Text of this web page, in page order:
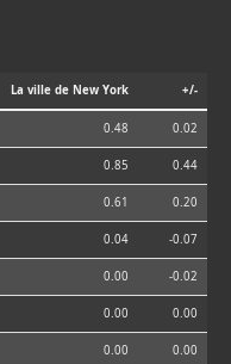
La ville de New York +/-
0.48 0.02
0.85 0.44
0.61 0.20
0.04 -0.07
0.00 -0.02
0.00 0.00
0.00 0.00